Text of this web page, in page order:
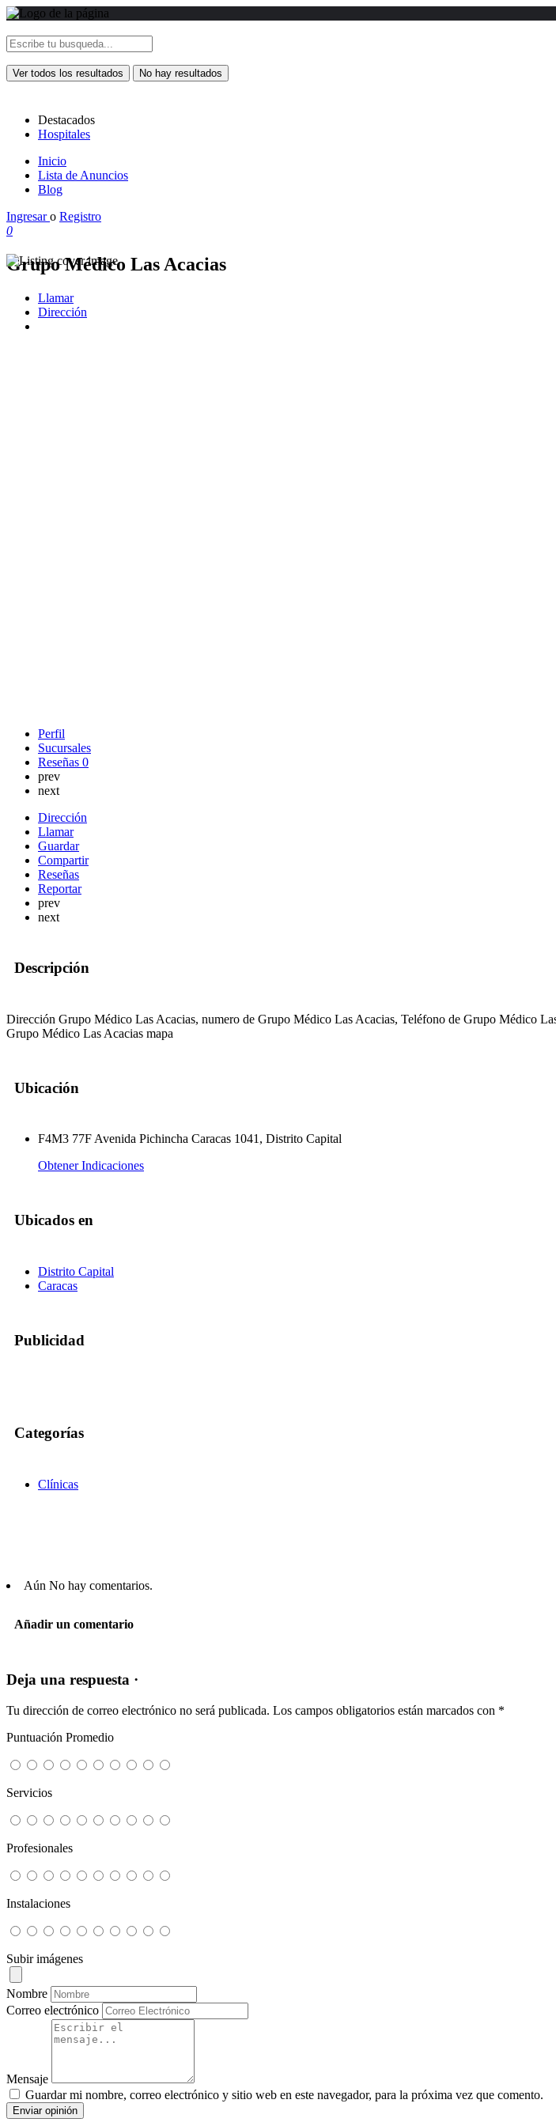
Ver todos los resultados No hay resultados
Destacados
Hospitales
Inicio
Lista de Anuncios
Blog
Ingresaro Registro
0
Grupo Médico Las Acacias
Llamar
Dirección
Perfil
Sucursales
Reseñas 0
prev
next
Dirección
Llamar
Guardar
Compartir
Reseñas
Reportar
prev
next
Descripción
Dirección Grupo Médico Las Acacias, numero de Grupo Médico Las Acacias, Teléfono de Grupo Médico
Grupo Médico Las Acacias mapa
Ubicación
F4M3 77F Avenida Pichincha Caracas 1041, Distrito Capital
Obtener Indicaciones
Ubicados en
Distrito Capital
Caracas
Publicidad
Categorías
Clínicas
Aún No hay comentarios.
Añadir un comentario
Deja una respuesta ·
Tu dirección de correo electrónico no será publicada. Los campos obligatorios están marcados con *
Puntuación Promedio
Servicios
Profesionales
Instalaciones
Subir imágenes
Nombre
Correo electrónico
Mensaje
Guardar mi nombre, correo electrónico y sitio web en este navegador, para la próxima vez que comento.
Enviar opinión